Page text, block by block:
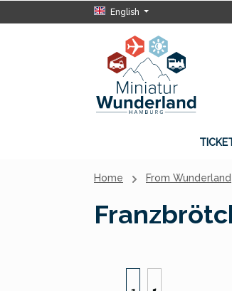
Skip to main navigation
English
Home From Wunderland